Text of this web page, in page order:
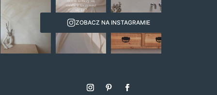
ZOBACZ NA INSTAGRAMIE